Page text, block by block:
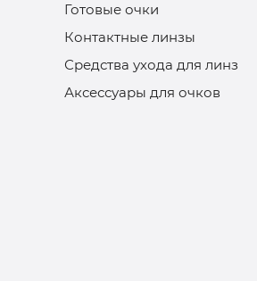
Готовые очки
Контактные линзы
Средства ухода для линз
Аксессуары для очков